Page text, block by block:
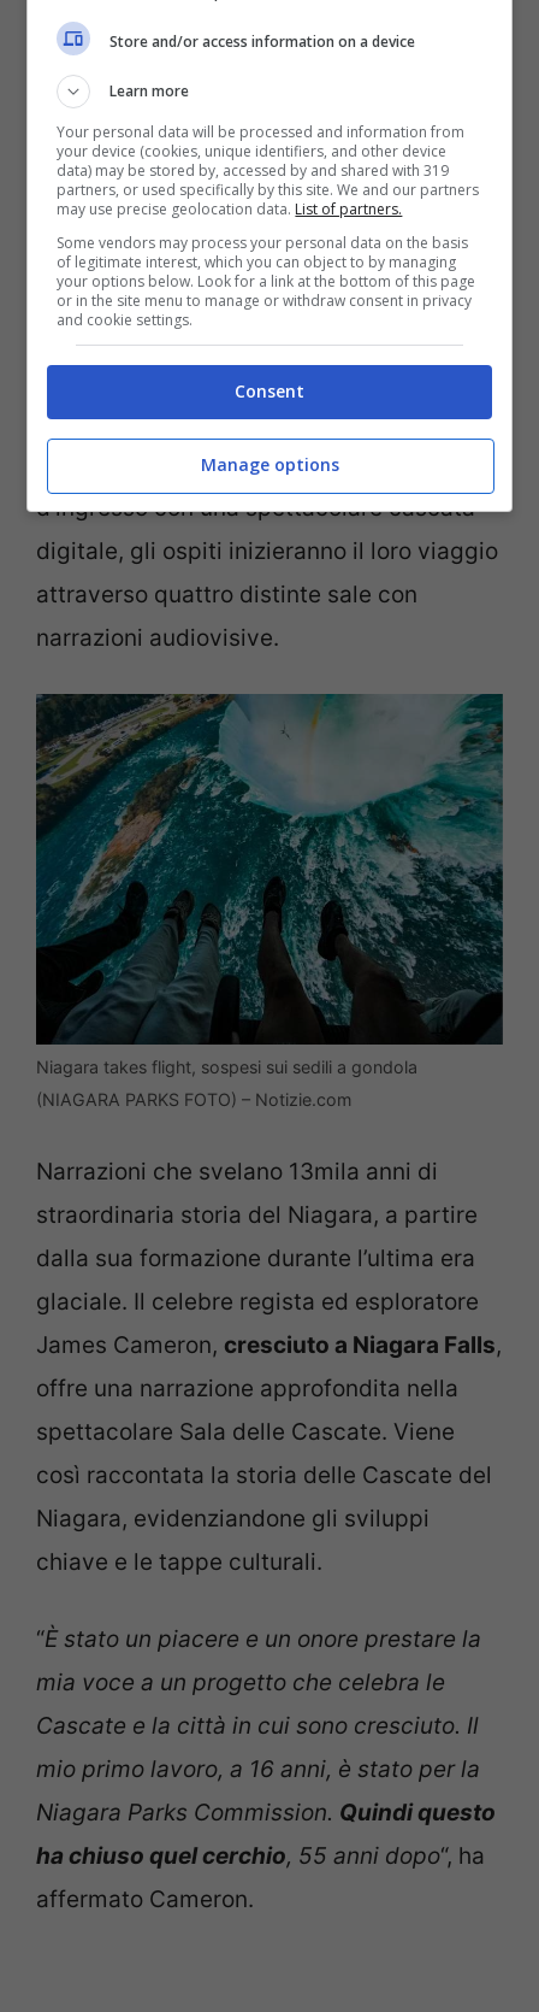
Con gli ospiti sospesi su sedili in stile
gondola, l’attrazione simula il volo
attraverso effetti sensoriali come vento,
nebbia e persino profumi, e uno
spettacolare schermo a cupola largo 17
metri che si estende sotto i loro piedi.
Niagara Takes Flight è più di una semplice
attrazione: è una celebrazione del Niagara,
della sua storia e della sua gente. Dopo
aver varcato l’imponente tendone
d’ingresso con una spettacolare cascata
digitale, gli ospiti inizieranno il loro viaggio
attraverso quattro distinte sale con
narrazioni audiovisive.
Niagara takes flight, sospesi sui sedili a gondola
(NIAGARA PARKS FOTO) – Notizie.com
Narrazioni che svelano 13mila anni di
straordinaria storia del Niagara, a partire
dalla sua formazione durante l’ultima era
glaciale. Il celebre regista ed esploratore
James Cameron, cresciuto a Niagara Falls,
offre una narrazione approfondita nella
spettacolare Sala delle Cascate. Viene
così raccontata la storia delle Cascate del
Niagara, evidenziandone gli sviluppi
chiave e le tappe culturali.
“È stato un piacere e un onore prestare la
mia voce a un progetto che celebra le
Cascate e la città in cui sono cresciuto. Il
mio primo lavoro, a 16 anni, è stato per la
Niagara Parks Commission. Quindi questo
ha chiuso quel cerchio, 55 anni dopo“, ha
affermato Cameron.
Store and/or access information on a device
Learn more
Your personal data will be processed and information from
your device (cookies, unique identifiers, and other device
data) may be stored by, accessed by and shared with 319
partners, or used specifically by this site. We and our partners
may use precise geolocation data. List of partners.
Some vendors may process your personal data on the basis
of legitimate interest, which you can object to by managing
your options below. Look for a link at the bottom of this page
or in the site menu to manage or withdraw consent in privacy
and cookie settings.
Consent
Manage options